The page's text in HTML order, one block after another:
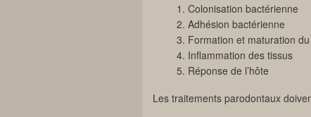
Colonisation bactérienne
Adhésion bactérienne
Formation et maturation
Inflammation des tissus
Réponse de l’hôte
Les traitements parodontaux